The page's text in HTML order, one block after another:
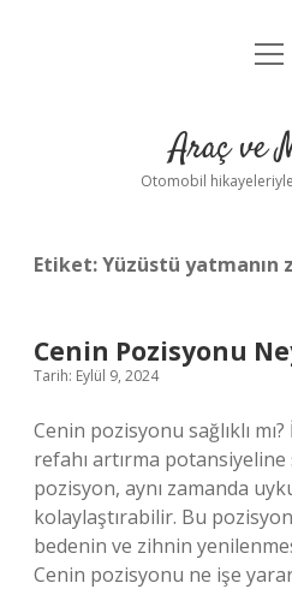
Yasal
Araç ve
Otomobil
Etiket:Yüzüstü yatmanın
Cenin Pozisyonu
Tarih: Eylül 9, 2024
Cenin pozisyonu sağlıklı
refahı artırma
pozisyon, aynı zamanda
kolaylaştırabilir. Bu
bedenin ve zihnin
Cenin pozisyonu ne işe